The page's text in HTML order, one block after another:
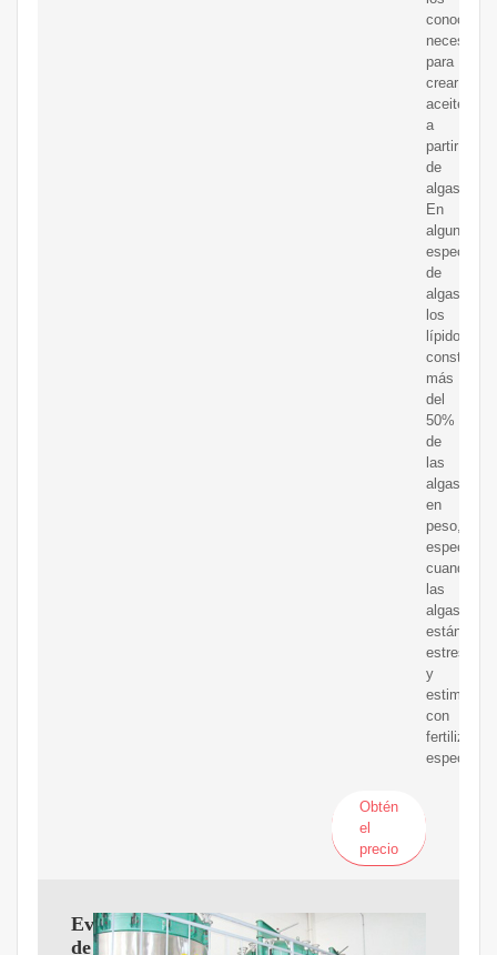
necesarios
para
crear
aceite
a
partir
de
algas.
En
algunas
especies
de
algas,
los
lípidos
más
del
50%
de
las
algas,
en
peso,
cuando
las
algas
están
estresadas
y
con
Obtén
el
precio
Evaluación
de